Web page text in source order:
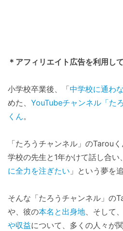
＊アフィリエイト広告を利用して
小学校卒業後、「中学校に通わ
めた、 YouTubeチャンネル「た
くん。
「たろうチャンネル」のTarou
学校の先生と1年かけて話し合い
に全力を注ぎたい 」という夢を
そんな「たろうチャンネル」の
や、彼の本名と出身地、そして
や収益について、多くの人々が